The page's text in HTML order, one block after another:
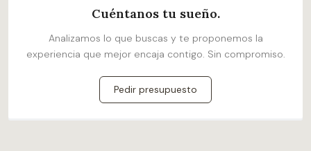
Cuéntanos tu sueño.
Analizamos lo que buscas y te proponemos la
experiencia que mejor encaja contigo. Sin compromiso.
Pedir presupuesto